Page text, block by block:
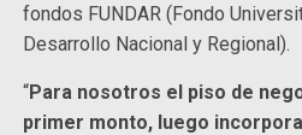
fondos FUNDAR (Fondo
Desarrollo Nacional y Regional).
“Para nosotros el piso de
primer monto, luego